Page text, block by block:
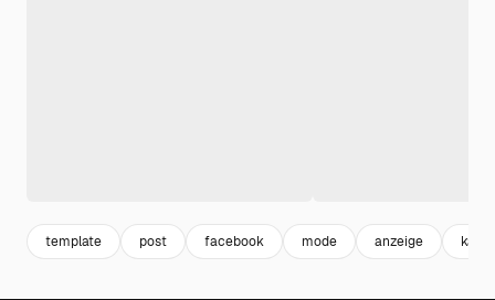
template post facebook mode anzeige